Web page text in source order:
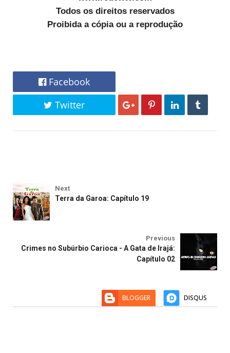
Todos os direitos reservados
Proibida a cópia ou a reprodução
Facebook
Twitter
Next
Terra da Garoa: Capítulo 19
Previous
Crimes no Subúrbio Carioca - A Gata de Irajá:
Capítulo 02
BLOGGER DISQUS